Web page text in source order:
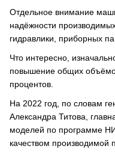
Отдельное внимание
надёжности
гидравлики, приборных
Что интересно,
повышение общих
процентов.
На 2022 год, по словам
Александра Титова,
моделей по программе
качеством производимой